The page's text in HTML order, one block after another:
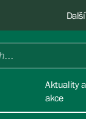
Aktuality a
akce